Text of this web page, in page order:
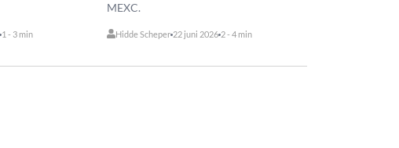
1 - 3 min
MEXC.
Hidde Scheper 22 juni 2026 2 - 4 min